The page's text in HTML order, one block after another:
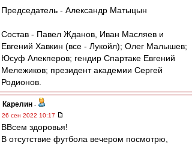
Председатель - Александр Матыцын
Состав - Павел Жданов, Иван Масляев и
Евгений Хавкин (все - Лукойл); Олег Малышев;
Юсуф Алекперов; гендир Спартаке Евгений
Мележиков; президент академии Сергей
Родионов.
Карелин -
26 сен 2022 10:17
ВВсем здоровья!
В отсутствие футбола вечером посмотрю,